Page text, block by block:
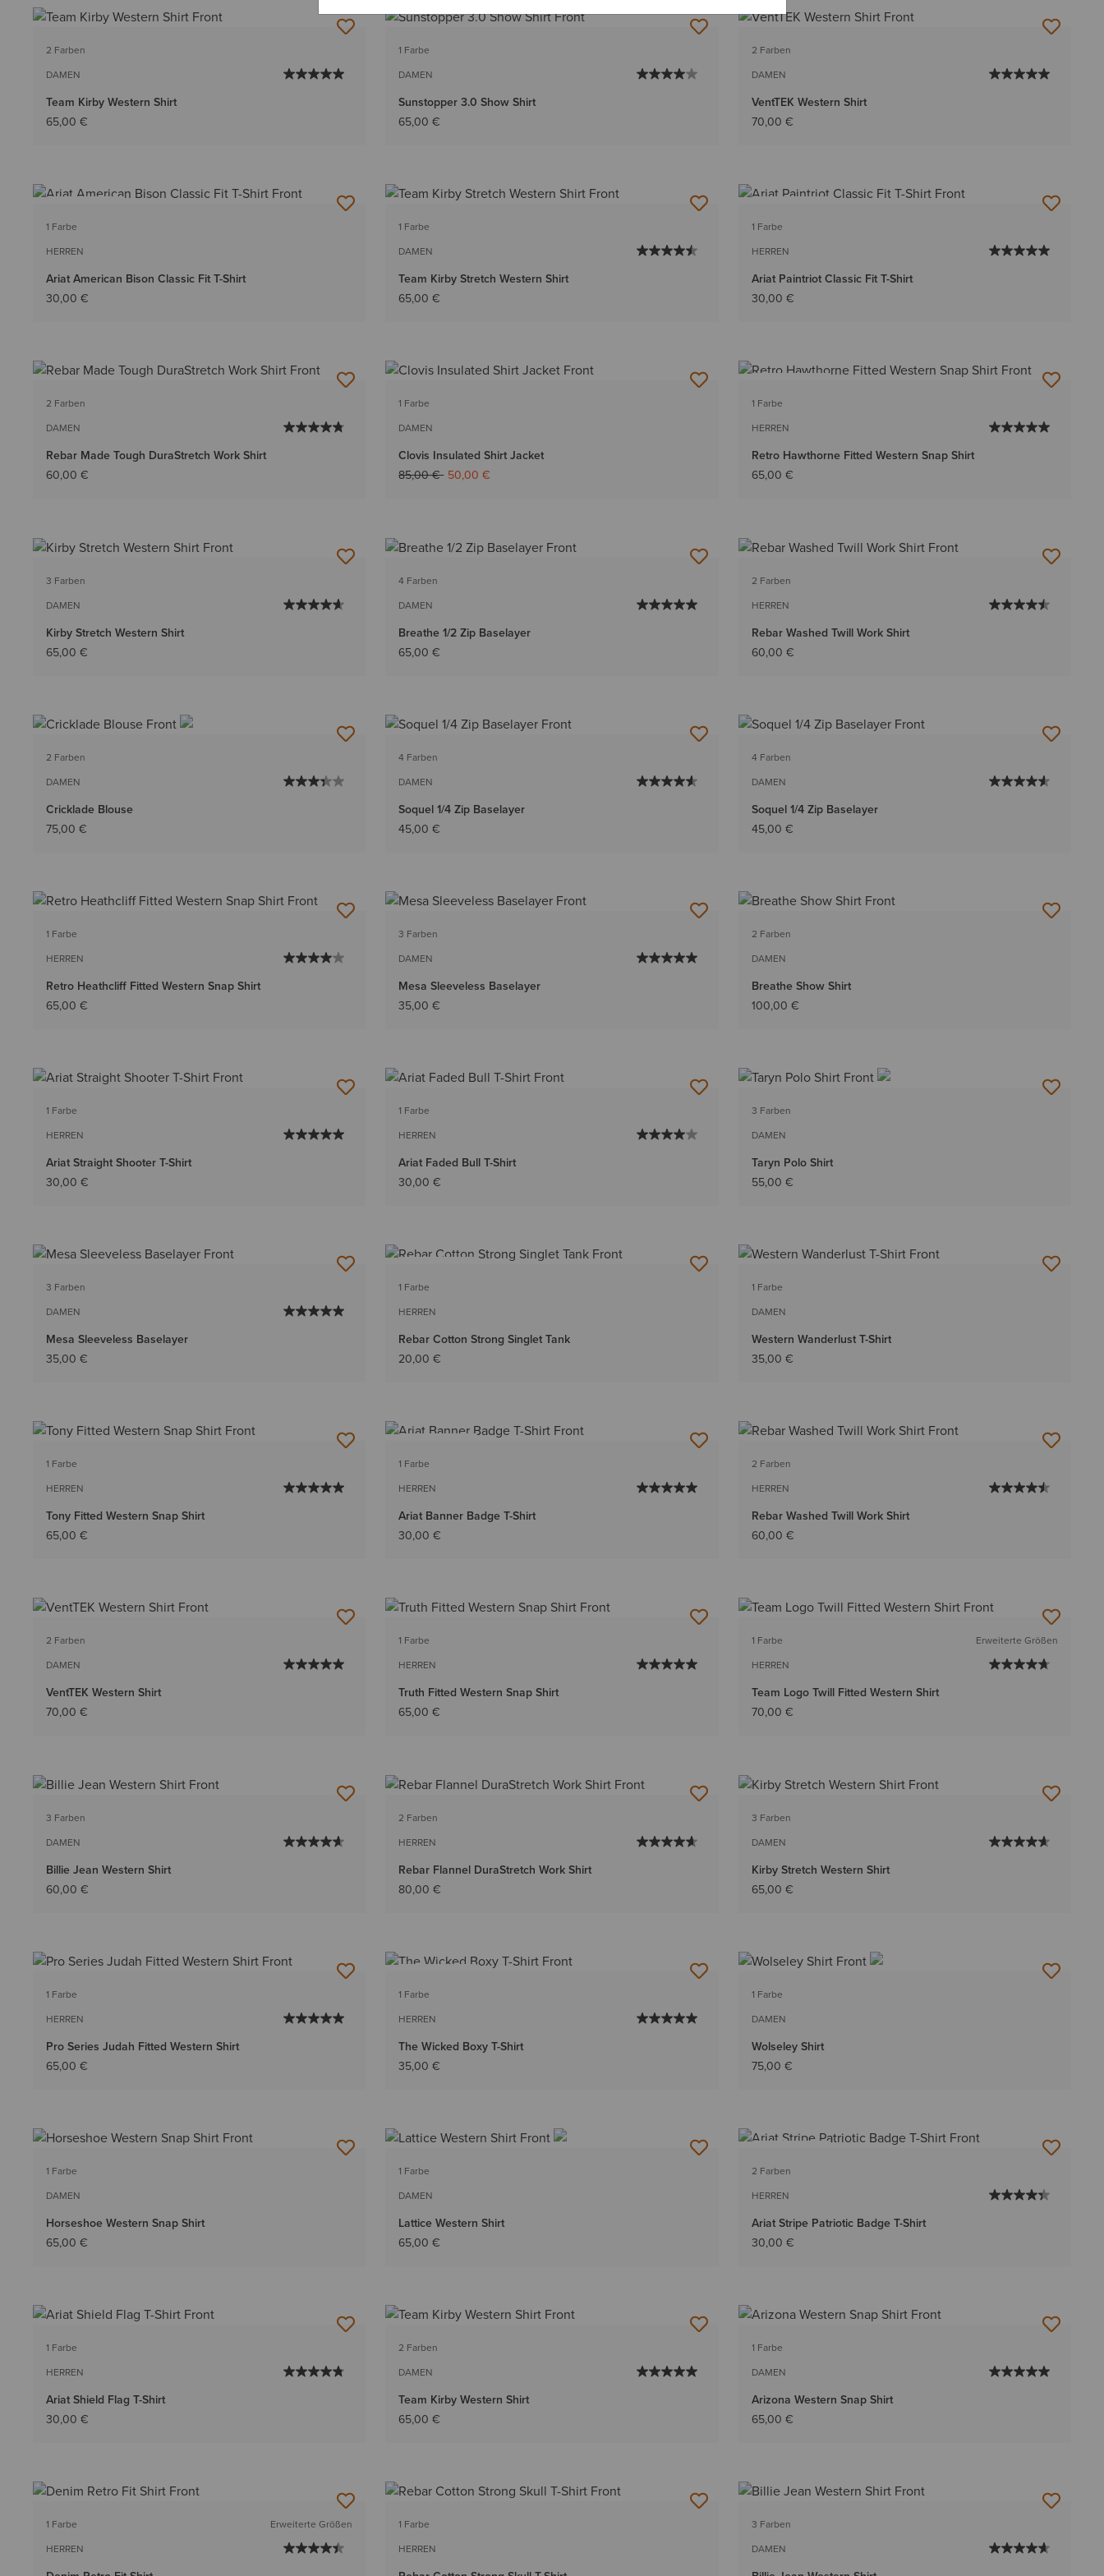
2 Farben
DAMEN
Team Kirby Western Shirt
65,00 €
1 Farbe
DAMEN
Sunstopper 3.0 Show Shirt
65,00 €
2 Farben
DAMEN
VentTEK Western Shirt
70,00 €
1 Farbe
HERREN
Ariat American Bison Classic Fit T-Shirt
30,00 €
1 Farbe
DAMEN
Team Kirby Stretch Western Shirt
65,00 €
1 Farbe
HERREN
Ariat Paintriot Classic Fit T-Shirt
30,00 €
2 Farben
DAMEN
Rebar Made Tough DuraStretch Work Shirt
60,00 €
1 Farbe
DAMEN
Clovis Insulated Shirt Jacket
Reduziert von
85,00 €auf
50,00 €
1 Farbe
HERREN
Retro Hawthorne Fitted Western Snap Shirt
65,00 €
3 Farben
DAMEN
Kirby Stretch Western Shirt
65,00 €
4 Farben
DAMEN
Breathe 1/2 Zip Baselayer
65,00 €
2 Farben
HERREN
Rebar Washed Twill Work Shirt
60,00 €
2 Farben
DAMEN
Cricklade Blouse
75,00 €
4 Farben
DAMEN
Soquel 1/4 Zip Baselayer
45,00 €
4 Farben
DAMEN
Soquel 1/4 Zip Baselayer
45,00 €
1 Farbe
HERREN
Retro Heathcliff Fitted Western Snap Shirt
65,00 €
3 Farben
DAMEN
Mesa Sleeveless Baselayer
35,00 €
2 Farben
DAMEN
Breathe Show Shirt
100,00 €
1 Farbe
HERREN
Ariat Straight Shooter T-Shirt
30,00 €
1 Farbe
HERREN
Ariat Faded Bull T-Shirt
30,00 €
3 Farben
DAMEN
Taryn Polo Shirt
55,00 €
3 Farben
DAMEN
Mesa Sleeveless Baselayer
35,00 €
1 Farbe
HERREN
Rebar Cotton Strong Singlet Tank
20,00 €
1 Farbe
DAMEN
Western Wanderlust T-Shirt
35,00 €
1 Farbe
HERREN
Tony Fitted Western Snap Shirt
65,00 €
1 Farbe
HERREN
Ariat Banner Badge T-Shirt
30,00 €
2 Farben
HERREN
Rebar Washed Twill Work Shirt
60,00 €
2 Farben
DAMEN
VentTEK Western Shirt
70,00 €
1 Farbe
HERREN
Truth Fitted Western Snap Shirt
65,00 €
1 Farbe
HERREN
Erweiterte Größen
Team Logo Twill Fitted Western Shirt
70,00 €
3 Farben
DAMEN
Billie Jean Western Shirt
60,00 €
2 Farben
HERREN
Rebar Flannel DuraStretch Work Shirt
80,00 €
3 Farben
DAMEN
Kirby Stretch Western Shirt
65,00 €
1 Farbe
HERREN
Pro Series Judah Fitted Western Shirt
65,00 €
1 Farbe
HERREN
The Wicked Boxy T-Shirt
35,00 €
1 Farbe
DAMEN
Wolseley Shirt
75,00 €
1 Farbe
DAMEN
Horseshoe Western Snap Shirt
65,00 €
1 Farbe
DAMEN
Lattice Western Shirt
65,00 €
2 Farben
HERREN
Ariat Stripe Patriotic Badge T-Shirt
30,00 €
1 Farbe
HERREN
Ariat Shield Flag T-Shirt
30,00 €
2 Farben
DAMEN
Team Kirby Western Shirt
65,00 €
1 Farbe
DAMEN
Arizona Western Snap Shirt
65,00 €
1 Farbe
HERREN
Erweiterte Größen
1 Farbe
HERREN
3 Farben
DAMEN